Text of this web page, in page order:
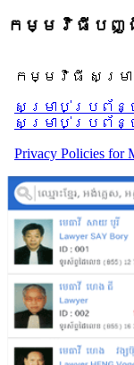
កម្មវិធីបញ្ជីឈ្
កម្មវិធី សម្រាប់
សម្រាប់​ប្រព័ន្ធ
សម្រាប់​ប្រព័ន្ធ
Privacy Policies for